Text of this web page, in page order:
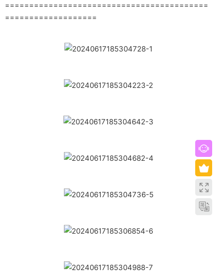
==========================================
===================